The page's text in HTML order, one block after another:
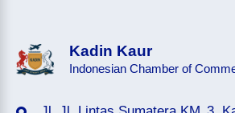
Kadin Kaur
Indonesian Chamber of